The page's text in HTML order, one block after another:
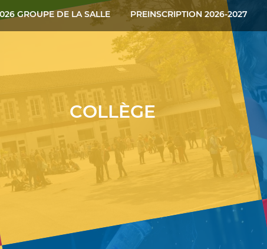
GROUPE DE LA SALLE PREINSCRIPTION 2026-2027
COLLÈGE